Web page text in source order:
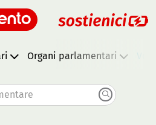
Organi parlamentari